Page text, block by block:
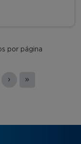
por página
› »